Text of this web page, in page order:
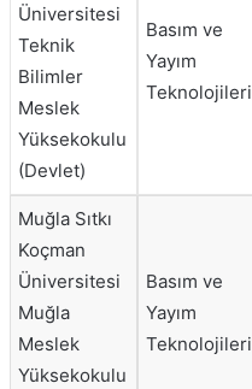
Üniversitesi
Teknik
Bilimler
Meslek
Yüksekokulu
(Devlet)
Basım ve
Yayım
Teknolojileri
Muğla Sıtkı
Koçman
Üniversitesi
Muğla
Meslek
Yüksekokulu
Basım ve
Yayım
Teknolojileri